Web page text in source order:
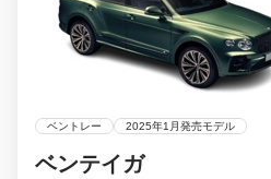
ベントレー 2025年1月発売モデル
ベンテイガ